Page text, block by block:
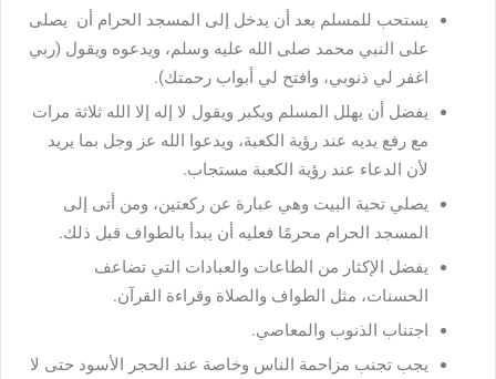
يستحب للمسلم بعد أن يدخل إلى المسجد الحرام أن يصلى
على النبي محمد صلى الله عليه وسلم، ويدعوه ويقول (ربي
اغفر لي ذنوبي، وافتح لي أبواب رحمتك).
يفضل أن يهلل المسلم ويكبر ويقول لا إله إلا الله ثلاثة مرات
مع رفع يديه عند رؤية الكعبة، ويدعوا الله عز وجل بما يريد
لأن الدعاء عند رؤية الكعبة مستجاب.
يصلي تحية البيت وهي عبارة عن ركعتين، ومن أتى إلى
المسجد الحرام محرمًا فعليه أن يبدأ بالطواف قبل ذلك.
يفضل الإكثار من الطاعات والعبادات التي تضاعف
الحسنات، مثل الطواف والصلاة وقراءة القرآن.
اجتناب الذنوب والمعاصي.
يجب تجنب مزاحمة الناس وخاصة عند الحجر الأسود حتى لا